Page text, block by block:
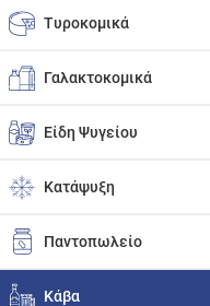
Τυροκομικά
Γαλακτοκομικά
Είδη Ψυγείου
Κατάψυξη
Παντοπωλείο
Κάβα